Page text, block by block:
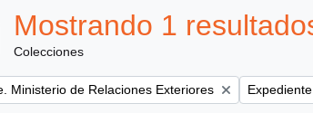
Mostrando 1
Colecciones
filter:
Ministerio de Relaciones Exteriores Remove
Expediente